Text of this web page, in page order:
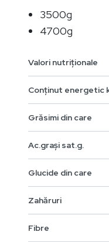
3500g
4700g
Valori nutriționale
Conținut energetic
Grăsimi din care
Ac.grași sat.g.
Glucide din care
Zahăruri
Fibre